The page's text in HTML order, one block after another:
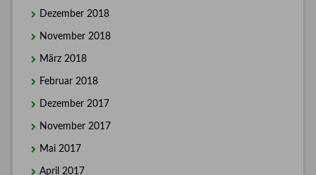
Dezember 2018
November 2018
März 2018
Februar 2018
Dezember 2017
November 2017
Mai 2017
April 2017